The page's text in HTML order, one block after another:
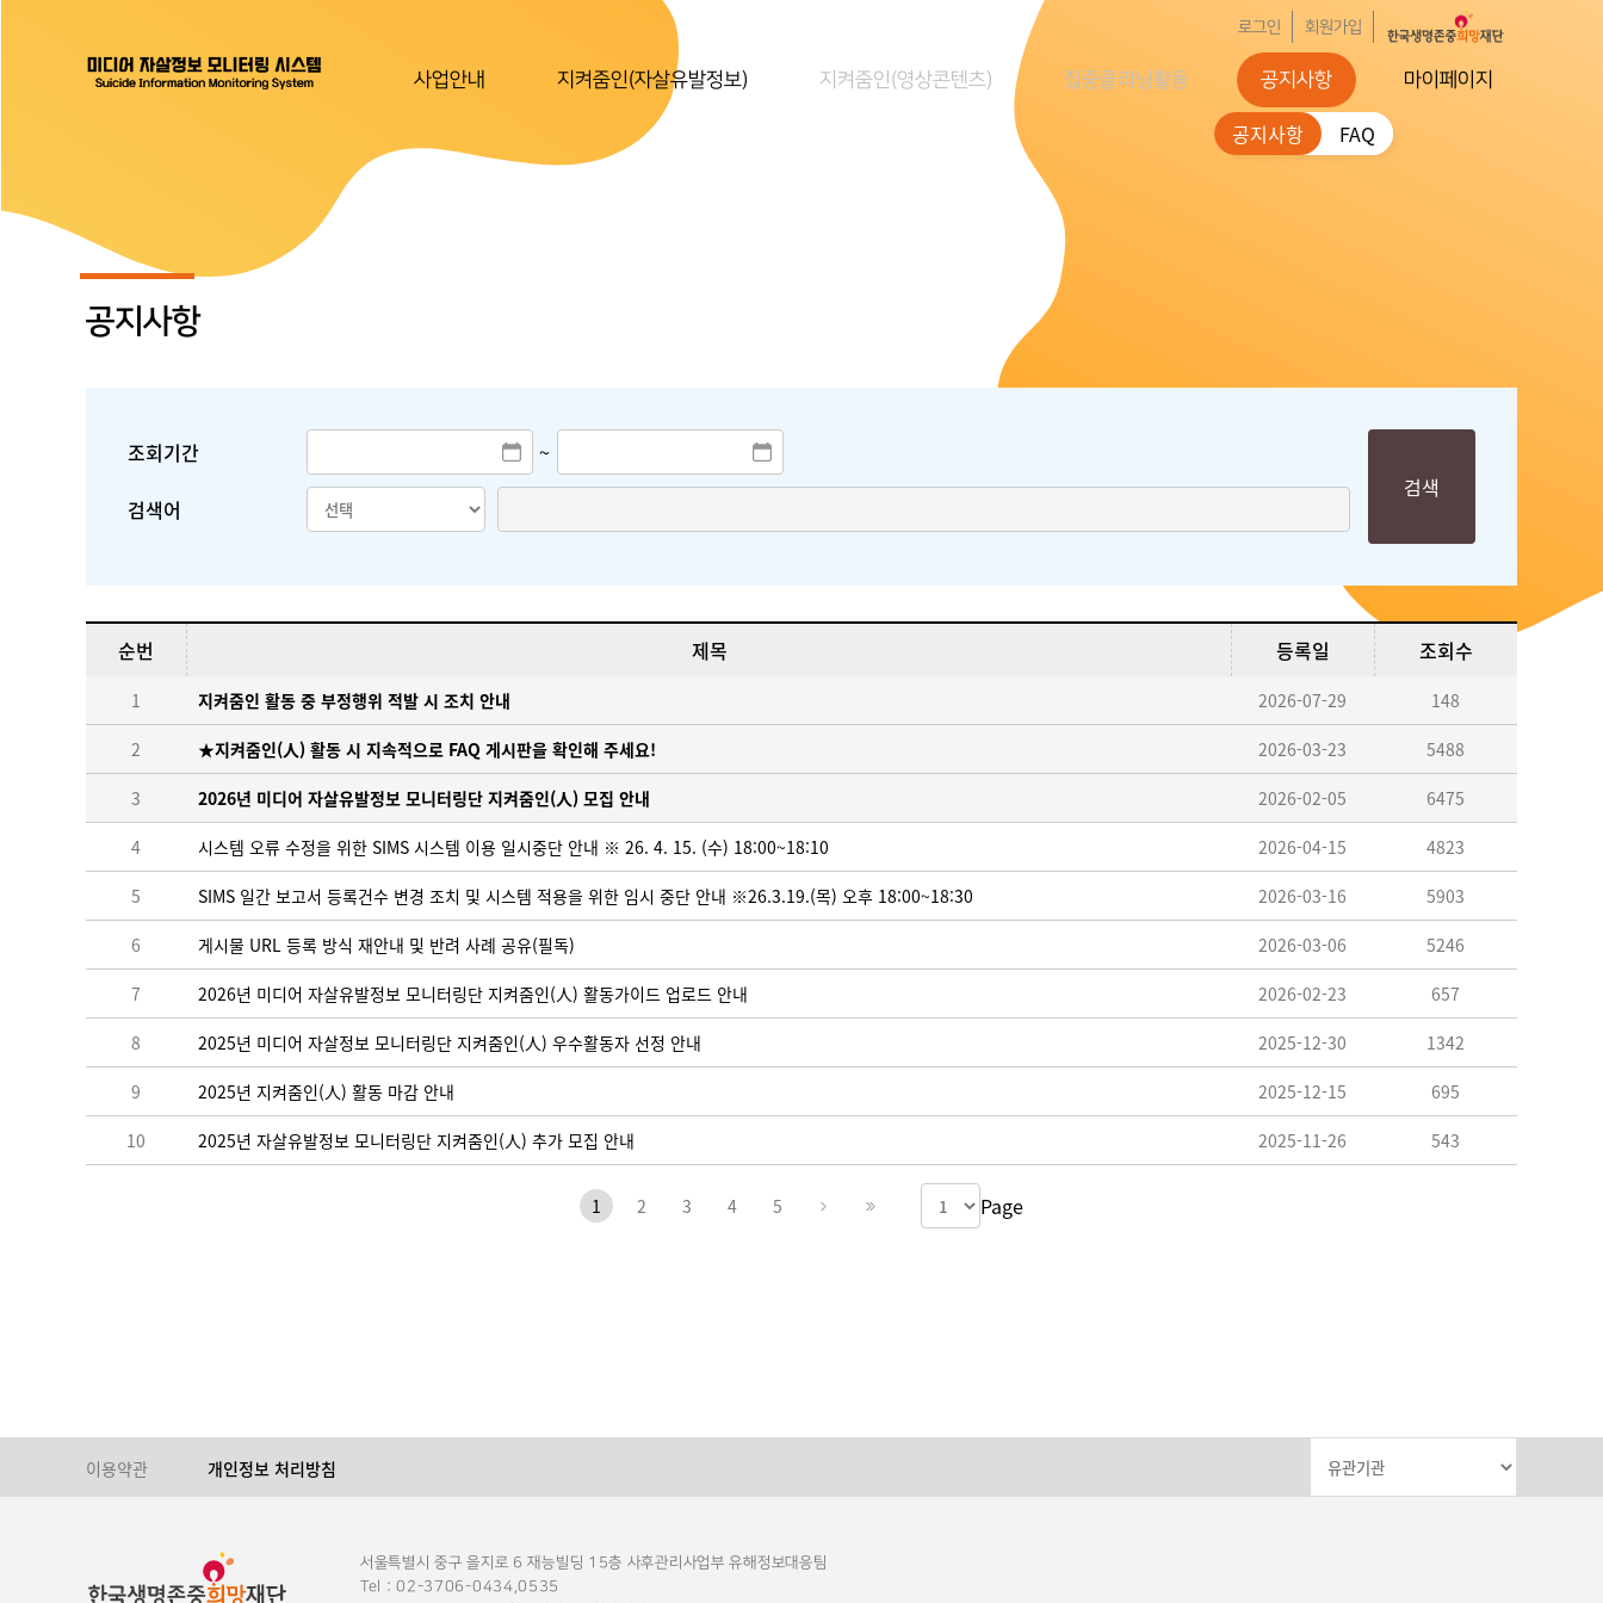
로그인 회원가입
사업안내 지켜줌인(자살유발정보) 지켜줌인(영상콘텐츠) 집중클리닝활동 공지사항
공지사항 FAQ
마이페이지
공지사항
조회기간
~
검색어
검색
순번 제목 등록일 조회수
1 지켜줌인 활동 중 부정행위 적발 시 조치 안내 2026-07-29 148
2 ★지켜줌인(人) 활동 시 지속적으로 FAQ 게시판을 확인해 주세요! 2026-03-23 5488
3 2026년 미디어 자살유발정보 모니터링단 지켜줌인(人) 모집 안내 2026-02-05 6475
4 시스템 오류 수정을 위한 SIMS 시스템 이용 일시중단 안내 ※ 26. 4. 15. (수) 18:00~18:10 2026-04-15 4823
5 SIMS 일간 보고서 등록건수 변경 조치 및 시스템 적용을 위한 임시 중단 안내 ※26.3.19.(목) 오후 18:00~18:30 2026-03-16 5903
6 게시물 URL 등록 방식 재안내 및 반려 사례 공유(필독) 2026-03-06 5246
7 2026년 미디어 자살유발정보 모니터링단 지켜줌인(人) 활동가이드 업로드 안내 2026-02-23 657
8 2025년 미디어 자살정보 모니터링단 지켜줌인(人) 우수활동자 선정 안내 2025-12-30 1342
9 2025년 지켜줌인(人) 활동 마감 안내 2025-12-15 695
10 2025년 자살유발정보 모니터링단 지켜줌인(人) 추가 모집 안내 2025-11-26 543
1 2 3 4 5 Page
이용약관 개인정보 처리방침
서울특별시 중구 을지로 6 재능빌딩 15층 사후관리사업부 유해정보대응팀
Tel : 02-3706-0434,0535